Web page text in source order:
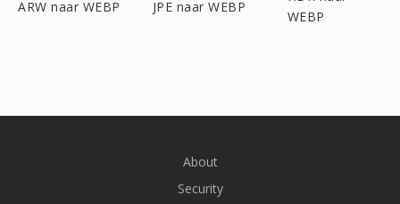
ARW naar WEBP JPE naar WEBP
WEBP
About
Security